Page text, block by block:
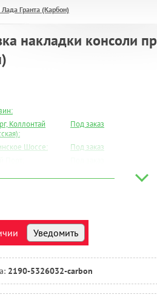
Гранта (Карбон)
накладки консоли
Коллонтай
Под заказ
Шоссе:
Под заказ
Под заказ
Под заказ
Уведомить
2190-5326032-carbon